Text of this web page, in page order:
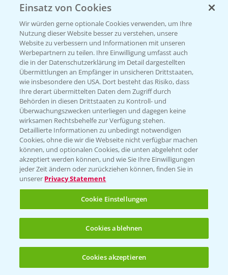
Beratung auf WhatsApp
T.+49 (0)174 346 564 1
KONTAKT
Hilfe in Notfällen
T.+49 (0)214/30-20220
Folgen Sie uns
Allgemeine Nutzungsbedingungen
Datenschutzerklärung
Einsatz von Cookies
Wir würden gerne optionale Cookies verwenden, um Ihre
Nutzung dieser Website besser zu verstehen, unsere
Website zu verbessern und Informationen mit unseren
Werbepartnern zu teilen. Ihre Einwilligung umfasst auch
die in der Datenschutzerklärung im Detail dargestellten
Übermittlungen an Empfänger in unsicheren Drittstaaten,
wie insbesondere den USA. Dort besteht das Risiko, dass
Ihre derart übermittelten Daten dem Zugriff durch
Behörden in diesen Drittstaaten zu Kontroll- und
Überwachungszwecken unterliegen und dagegen keine
wirksamen Rechtsbehelfe zur Verfügung stehen.
Detaillierte Informationen zu unbedingt notwendigen
Cookies, ohne die wir die Webseite nicht verfügbar machen
können, und optionalen Cookies, die unten abgelehnt oder
akzeptiert werden können, und wie Sie Ihre Einwilligungen
jeder Zeit ändern oder zurückziehen können, finden Sie in
unserer Privacy Statement
Cookie Einstellungen
Cookies ablehnen
Cookies akzeptieren